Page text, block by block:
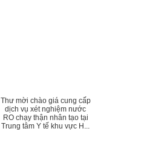
Thư mời chào giá cung cấp
dịch vụ xét nghiệm nước
RO chạy thận nhân tạo tại
Trung tâm Y tế khu vực H...